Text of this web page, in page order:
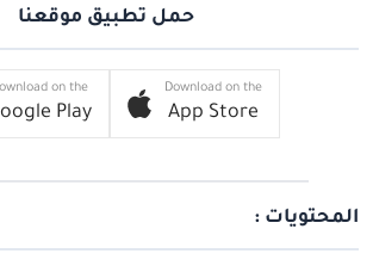
حمل تطبيق موقعنا
Download on the
App Store
on the
Play
المحتويات :